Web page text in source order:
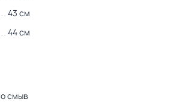
43 см
44 см
смыв